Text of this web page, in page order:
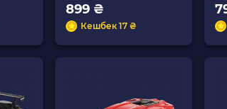
899 ₴
Кешбек 17 ₴